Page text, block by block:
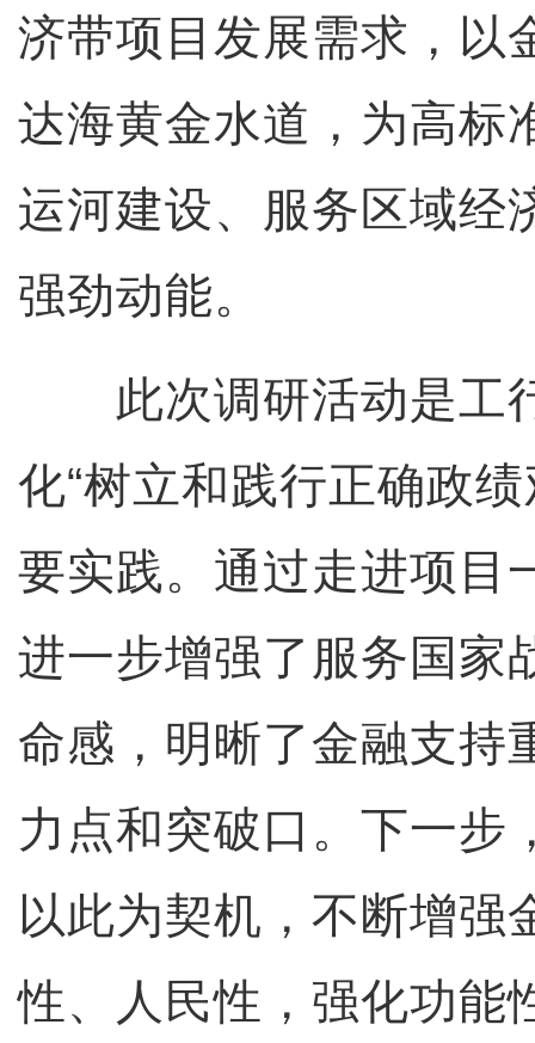
济带项目发展需求，以
达海黄金水道，为高标
运河建设、服务区域经
强劲动能。
此次调研活动是工
化“树立和践行正确政
要实践。通过走进项目
进一步增强了服务国家
命感，明晰了金融支持
力点和突破口。下一步
以此为契机，不断增强
性、人民性，强化功能